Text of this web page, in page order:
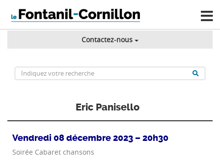
Contactez-nous
Eric Panisello
Vendredi 08 décembre 2023 – 20h30
Soirée Cabaret chansons